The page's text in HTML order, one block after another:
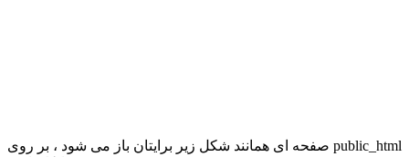
صفحه ای همانند شکل زیر برایتان باز می شود ، بر روی public_html